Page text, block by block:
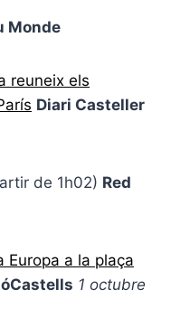
Monde
reuneix els
Diari Casteller
de 1h02) Red
Europa a la plaça
1 octubre